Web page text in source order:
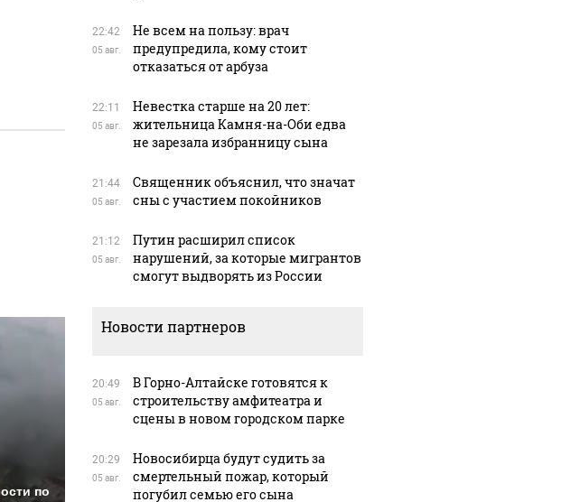
по
Таких событий не
22:42
05 авг.
Не всем на пользу: врач
предупредила, кому стоит
отказаться от арбуза
22:11
05 авг.
Невестка старше на 20 лет:
жительница Камня-на-Оби едва
не зарезала избранницу сына
21:44
05 авг.
Священник объяснил, что значат
сны с участием покойников
21:12
05 авг.
Путин расширил список
нарушений, за которые мигрантов
смогут выдворять из России
Новости партнеров
20:49
05 авг.
В Горно-Алтайске готовятся к
строительству амфитеатра и
сцены в новом городском парке
20:29
05 авг.
Новосибирца будут судить за
смертельный пожар, который
погубил семью его сына